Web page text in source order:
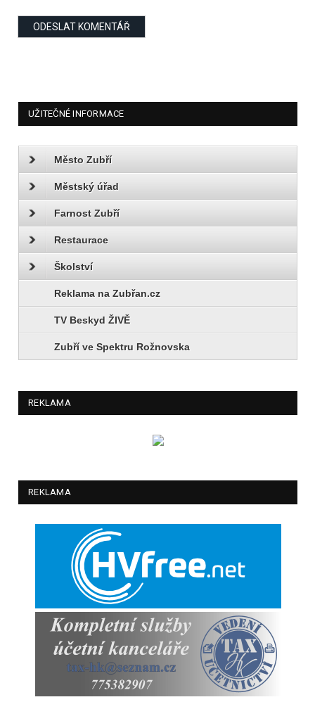
UŽITEČNÉ INFORMACE
Město Zubří
Městský úřad
Farnost Zubří
Restaurace
Školství
Reklama na Zubřan.cz
TV Beskyd ŽIVĚ
Zubří ve Spektru Rožnovska
REKLAMA
REKLAMA